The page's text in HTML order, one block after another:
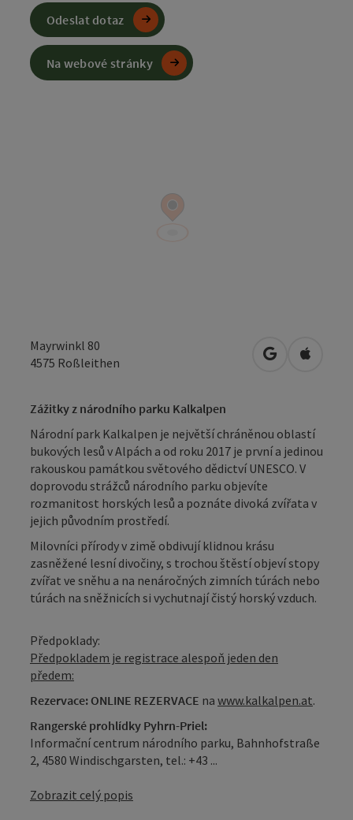
Mayrwinkl 80
4575 Roßleithen Otevřít vOtevřít
Zážitky z národního parku Kalkalpen
Národní park Kalkalpen je největší chráněnou oblastí
bukových lesů v Alpách a od roku 2017 je první a jedinou
rakouskou památkou světového dědictví UNESCO. V
doprovodu strážců národního parku objevíte
rozmanitost horských lesů a poznáte divoká zvířata v
jejich původním prostředí.
Milovníci přírody v zimě obdivují klidnou krásu
zasněžené lesní divočiny, s trochou štěstí objeví stopy
zvířat ve sněhu a na nenáročných zimních túrách nebo
túrách na sněžnicích si vychutnají čistý horský vzduch.
Předpoklady:
Předpokladem je registrace alespoň jeden den
předem:
Rezervace: ONLINE REZERVACE na www.kalkalpen.at.
Rangerské prohlídky Pyhrn-Priel:
Informační centrum národního parku, Bahnhofstraße
2, 4580 Windischgarsten, tel.: +43 ...
Zobrazit celý popis
Odeslat dotaz
Na webové stránky